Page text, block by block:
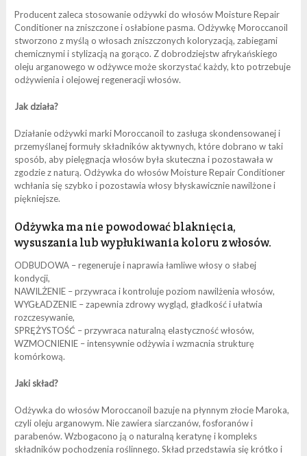
Producent zaleca stosowanie odżywki do włosów Moisture Repair
Conditioner na zniszczone i osłabione pasma. Odżywkę Moroccanoil
stworzono z myślą o włosach zniszczonych koloryzacją, zabiegami
chemicznymi i stylizacją na gorąco. Z dobrodziejstw afrykańskiego
oleju arganowego w odżywce może skorzystać każdy, kto potrzebuje
odżywienia i olejowej regeneracji włosów.
Jak działa?
Działanie odżywki marki Moroccanoil to zasługa skondensowanej i
przemyślanej formuły składników aktywnych, które dobrano w taki
sposób, aby pielęgnacja włosów była skuteczna i pozostawała w
zgodzie z naturą. Odżywka do włosów Moisture Repair Conditioner
wchłania się szybko i pozostawia włosy błyskawicznie nawilżone i
piękniejsze.
Odżywka ma nie powodować blaknięcia,
wysuszania lub wypłukiwania koloru z włosów.
ODBUDOWA – regeneruje i naprawia łamliwe włosy o słabej
kondycji,
NAWILŻENIE – przywraca i kontroluje poziom nawilżenia włosów,
WYGŁADZENIE – zapewnia zdrowy wygląd, gładkość i ułatwia
rozczesywanie,
SPRĘŻYSTOŚĆ – przywraca naturalną elastyczność włosów,
WZMOCNIENIE – intensywnie odżywia i wzmacnia strukturę
komórkową.
Jaki skład?
Odżywka do włosów Moroccanoil bazuje na płynnym złocie Maroka,
czyli oleju arganowym. Nie zawiera siarczanów, fosforanów i
parabenów. Wzbogacono ją o naturalną keratynę i kompleks
składników pochodzenia roślinnego. Skład przedstawia się krótko i